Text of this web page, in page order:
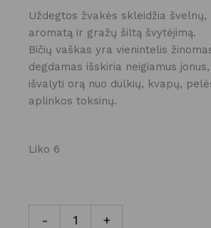
Uždegtos žvakės skleidžia švelnų,
aromatą ir gražų šiltą švytėjimą.
Bičių vaškas yra vienintelis
degdamas išskiria neigiamus
išvalyti orą nuo dulkių, kvapų,
aplinkos toksinų.
Liko 6
PLONOS BIČIŲ VAŠKO ŽVAKĖS
- +